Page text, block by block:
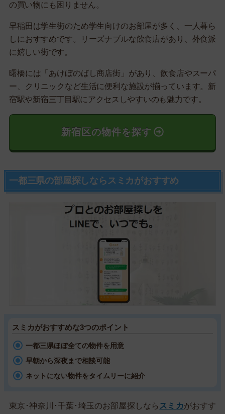
の買い物にも困りません。
早稲田は学生街のため学生向けのお部屋が多く、一人暮ら
しにおすすめです。リーズナブルな飲食店があり、外食派
に嬉しい街です。
曙橋には「あけぼのばし商店街」があり、飲食店やスーパ
ー、クリニックなど生活に便利な施設が揃っています。新
宿駅や新宿三丁目駅にアクセスしやすいのも魅力です。
新宿区の物件を探す
一都三県の部屋探しならスミカがおすすめ
スミカがおすすめな3つのポイント
一都三県ほぼ全ての物件を用意
早朝から深夜まで相談可能
ネットにない物件をタイムリーに紹介
東京･神奈川･千葉･埼玉のお部屋探しなら スミカがおすす